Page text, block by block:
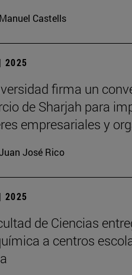
Manuel Castells
2025
firma un
de Sharjah para
empresariales y
José Rico
2025
de Ciencias
a centros